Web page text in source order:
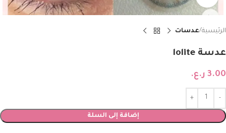
الرئيسية عدسات
عدسة lolite
3.00 ر.ع.
إضافة إلى السلة